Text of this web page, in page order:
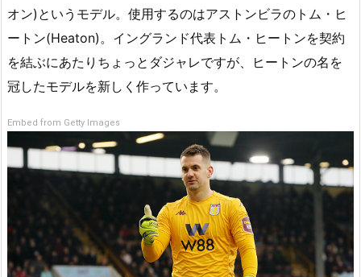
オン)というモデル。使用するのはアストンビラのトム・ヒ
ートン(Heaton)。イングランド代表トム・ヒートンを契約
を結ぶにあたりちょっとダジャレですが、ヒートンの名を
冠したモデルを新しく作っています。
Embed from Getty Images